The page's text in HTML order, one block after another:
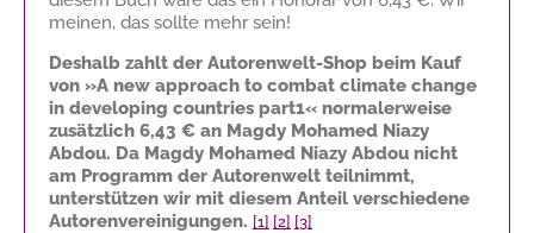
meinen, das sollte mehr sein!
Deshalb zahlt der Autorenwelt-Shop beim Kauf
von »A new approach to combat climate change
in developing countries part1« normalerweise
zusätzlich 6,43 € an Magdy Mohamed Niazy
Abdou. Da Magdy Mohamed Niazy Abdou nicht
am Programm der Autorenwelt teilnimmt,
unterstützen wir mit diesem Anteil verschiedene
Autorenvereinigungen. [1] [2] [3]